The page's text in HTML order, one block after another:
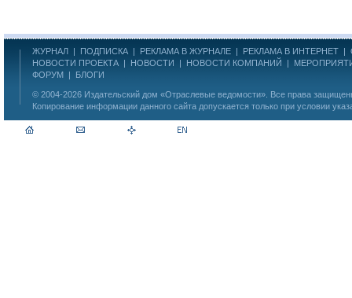
ЖУРНАЛ | ПОДПИСКА | РЕКЛАМА В ЖУРНАЛЕ | РЕКЛАМА В ИНТЕРНЕТ |
НОВОСТИ ПРОЕКТА | НОВОСТИ | НОВОСТИ КОМПАНИЙ |
ФОРУМ | БЛОГИ
© 2004-2026 Издательский дом «Отраслевые ведомости» . Все права
Копирование информации данного сайта допускается только при условии